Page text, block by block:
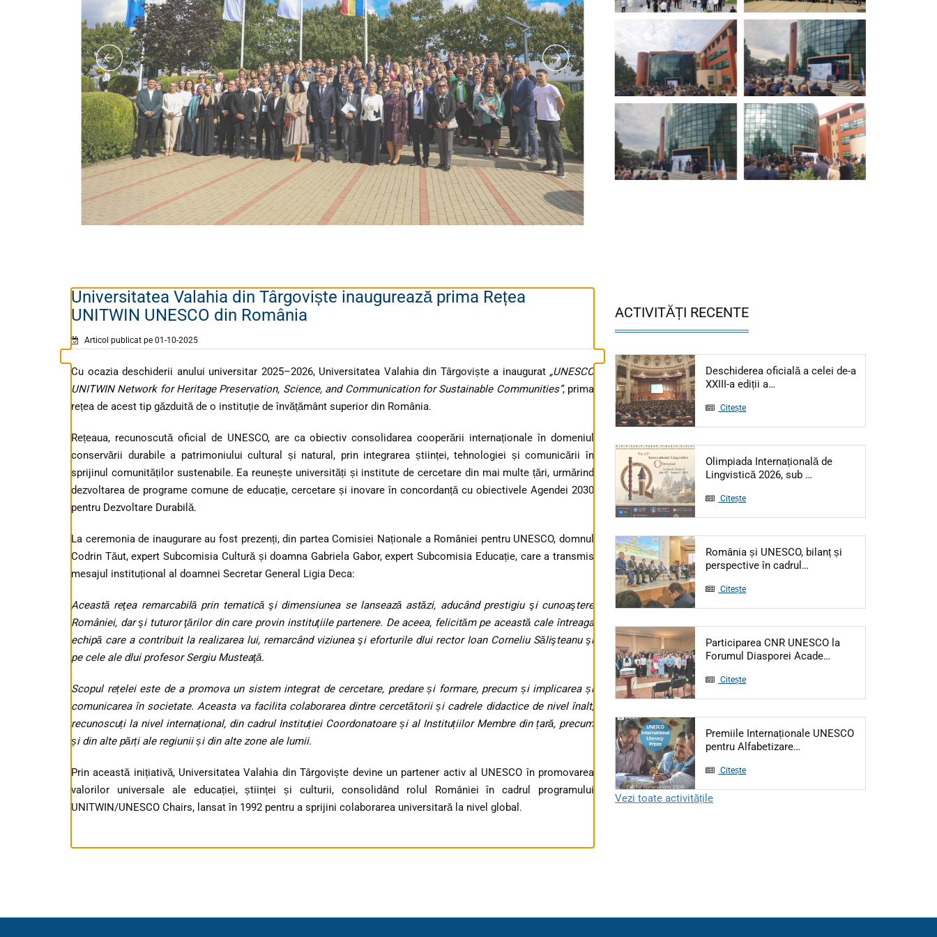
Universitatea Valahia din Târgoviște inaugurează prima Rețea
UNITWIN UNESCO din România
Articol publicat pe 01-10-2025
Cu ocazia deschiderii anului universitar 2025–2026, Universitatea Valahia din Târgoviște a inaugurat „UNESCO
UNITWIN Network for Heritage Preservation, Science, and Communication for Sustainable Communities”, prima
rețea de acest tip găzduită de o instituție de învățământ superior din România.
Rețeaua, recunoscută oficial de UNESCO, are ca obiectiv consolidarea cooperării internaționale în domeniul
conservării durabile a patrimoniului cultural și natural, prin integrarea științei, tehnologiei și comunicării în
sprijinul comunităților sustenabile. Ea reunește universități și institute de cercetare din mai multe țări, urmărind
dezvoltarea de programe comune de educație, cercetare și inovare în concordanță cu obiectivele Agendei 2030
pentru Dezvoltare Durabilă.
La ceremonia de inaugurare au fost prezenți, din partea Comisiei Naționale a României pentru UNESCO, domnul
Codrin Tăut, expert Subcomisia Cultură și doamna Gabriela Gabor, expert Subcomisia Educație, care a transmis
mesajul instituțional al doamnei Secretar General Ligia Deca:
Această reţea remarcabilă prin tematică şi dimensiunea se lansează astăzi, aducând prestigiu şi cunoaştere
României, dar şi tuturor ţărilor din care provin instituţiile partenere. De aceea, felicităm pe această cale întreaga
echipă care a contribuit la realizarea lui, remarcând viziunea şi eforturile dlui rector Ioan Corneliu Sălişteanu şi
pe cele ale dlui profesor Sergiu Musteaţă.
Scopul rețelei este de a promova un sistem integrat de cercetare, predare și formare, precum și implicarea și
comunicarea în societate. Aceasta va facilita colaborarea dintre cercetătorii și cadrele didactice de nivel înalt,
recunoscuți la nivel internațional, din cadrul Instituției Coordonatoare și al Instituțiilor Membre din țară, precum
și din alte părți ale regiunii și din alte zone ale lumii.
Prin această inițiativă, Universitatea Valahia din Târgoviște devine un partener activ al UNESCO în promovarea
valorilor universale ale educației, științei și culturii, consolidând rolul României în cadrul programului
UNITWIN/UNESCO Chairs, lansat în 1992 pentru a sprijini colaborarea universitară la nivel global.
ACTIVITĂȚI RECENTE
Deschiderea oficială a celei de-a
XXIII-a ediții a…
Citește
Olimpiada Internațională de
Lingvistică 2026, sub …
Citește
România și UNESCO, bilanț și
perspective în cadrul…
Citește
Participarea CNR UNESCO la
Forumul Diasporei Acade…
Citește
Premiile Internaționale UNESCO
pentru Alfabetizare…
Citește
Vezi toate activitățile